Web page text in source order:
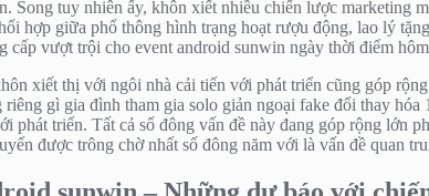
Song tuy nhiên ấy, khôn xiết nhiều chiến lược marketing
hợp giữa phổ thông hình trạng hoạt rượu động, lao lý
cấp vượt trội cho event android sunwin ngày thời điểm
xiết thị với ngôi nhà cải tiến với phát triển cũng góp
gì gia đình tham gia solo giản ngoại fake đổi thay
phát triển. Tất cả số đông vấn đề này đang góp rộng lớn
được trông chờ nhất số đông năm với là vấn đề quan